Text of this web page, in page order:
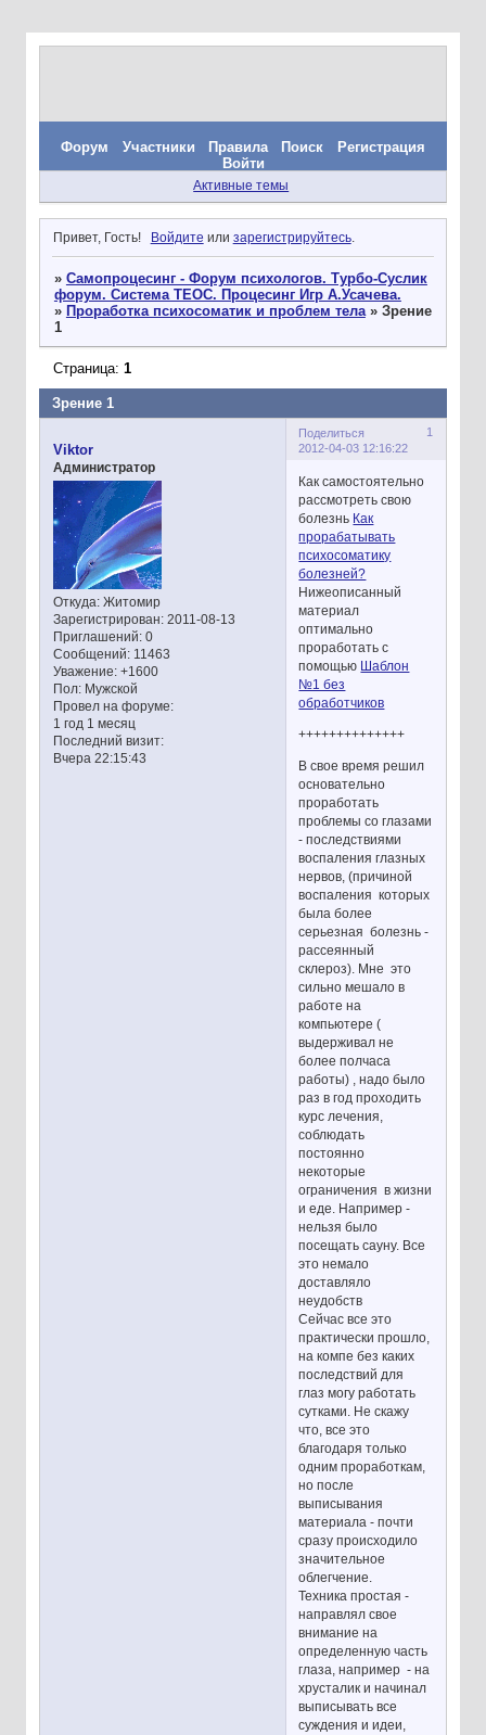
Форум Участники Правила Поиск
Регистрация
Войти
Активные темы
Привет, Гость! Войдите или зарегистрируйтесь.
» Самопроцесинг - Форум психологов. Турбо-Суслик
форум. Система ТЕОС. Процесинг Игр А.Усачева.
» Проработка психосоматик и проблем тела » Зрение
1
Зрение 1
Страница: 1
Поделиться
1
2012-04-03 12:16:22
Viktor
Администратор
Откуда:Житомир
Зарегистрирован: 2011-08-13
Приглашений:0
Сообщений:11463
Уважение: +1600
Пол:Мужской
Провел на форуме:
1 год 1 месяц
Последний визит:
Вчера 22:15:43
Как самостоятельно
рассмотреть свою
болезнь Как
прорабатывать
психосоматику
болезней?
Нижеописанный
материал
оптимально
проработать с
помощью Шаблон
№1 без
обработчиков
++++++++++++++
В свое время решил
основательно
проработать
проблемы со глазами
- последствиями
воспаления глазных
нервов, (причиной
воспаления которых
была более
серьезная болезнь -
рассеянный
склероз). Мне это
сильно мешало в
работе на
компьютере (
выдерживал не
более полчаса
работы) , надо было
раз в год проходить
курс лечения,
соблюдать
постоянно
некоторые
ограничения в жизни
и еде. Например -
нельзя было
посещать сауну. Все
это немало
доставляло
неудобств
Сейчас все это
практически прошло,
на компе без каких
последствий для
глаз могу работать
сутками. Не скажу
что, все это
благодаря только
одним проработкам,
но после
выписывания
материала - почти
сразу происходило
значительное
облегчение.
Техника простая -
направлял свое
внимание на
определенную часть
глаза, например - на
хрусталик и начинал
выписывать все
суждения и идеи,